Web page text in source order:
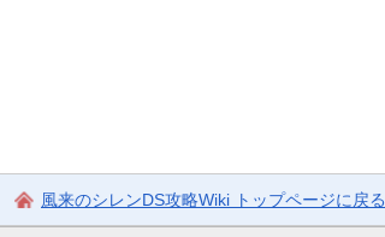
風来のシレンDS攻略Wiki トップページに戻る